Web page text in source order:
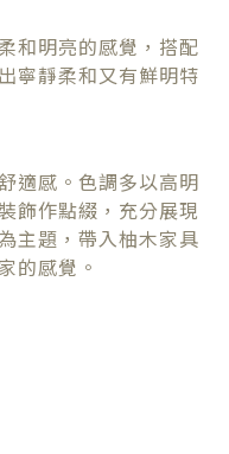
和明亮的感覺，搭配
寧靜柔和又有鮮明特
適感。色調多以高明
飾作點綴，充分展現
主題，帶入柚木家具
的感覺。